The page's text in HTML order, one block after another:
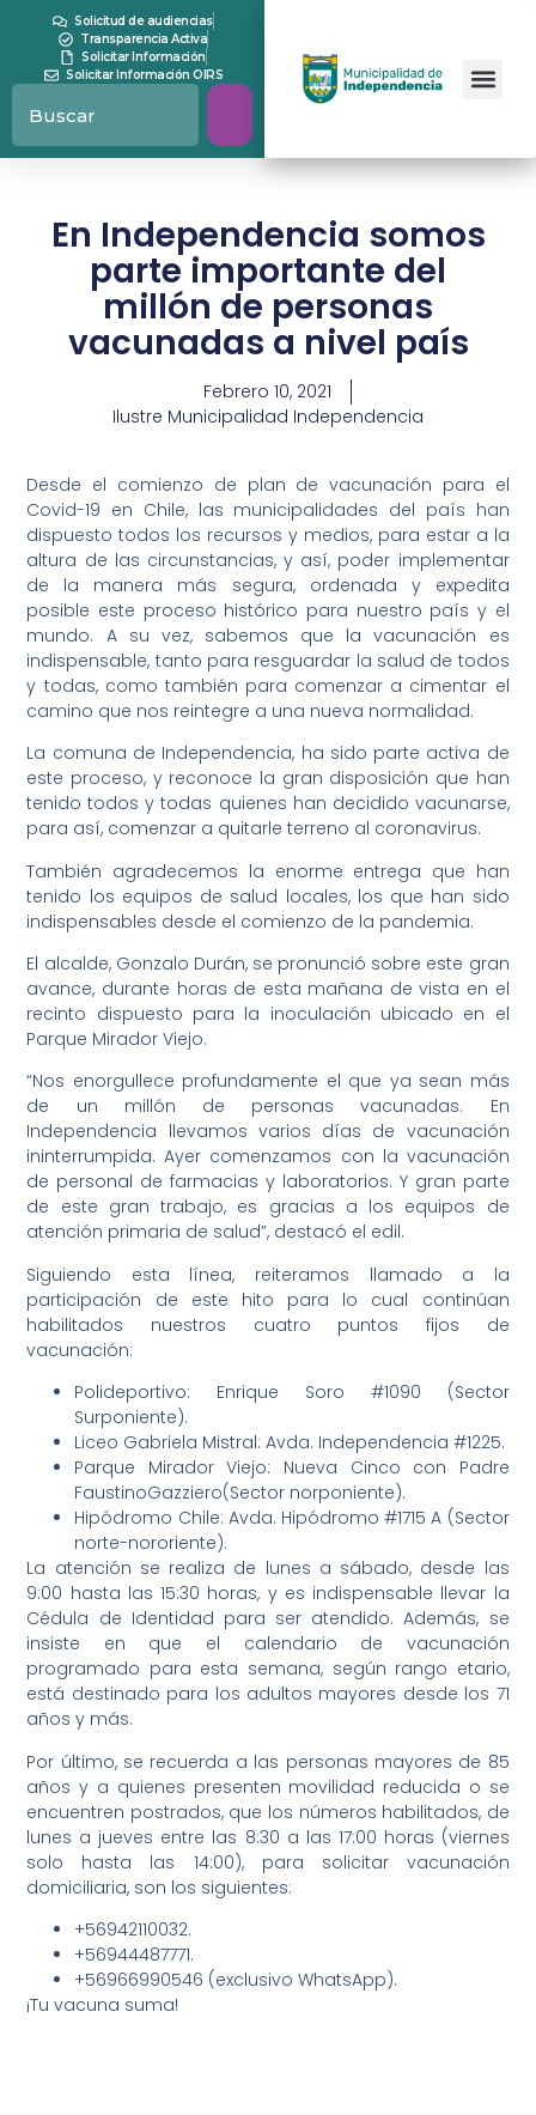
Solicitud de audiencias
Transparencia Activa
Solicitar Información
Solicitar Información OIRS
En Independencia somos
parte importante del
millón de personas
vacunadas a nivel país
Febrero 10, 2021
Ilustre Municipalidad Independencia
Desde el comienzo de plan de vacunación para el
Covid-19 en Chile, las municipalidades del país han
dispuesto todos los recursos y medios, para estar a la
altura de las circunstancias, y así, poder implementar
de la manera más segura, ordenada y expedita
posible este proceso histórico para nuestro país y el
mundo. A su vez, sabemos que la vacunación es
indispensable, tanto para resguardar la salud de todos
y todas, como también para comenzar a cimentar el
camino que nos reintegre a una nueva normalidad.
La comuna de Independencia, ha sido parte activa de
este proceso, y reconoce la gran disposición que han
tenido todos y todas quienes han decidido vacunarse,
para así, comenzar a quitarle terreno al coronavirus.
También agradecemos la enorme entrega que han
tenido los equipos de salud locales, los que han sido
indispensables desde el comienzo de la pandemia.
El alcalde, Gonzalo Durán, se pronunció sobre este gran
avance, durante horas de esta mañana de vista en el
recinto dispuesto para la inoculación ubicado en el
Parque Mirador Viejo.
“Nos enorgullece profundamente el que ya sean más
de un millón de personas vacunadas. En
Independencia llevamos varios días de vacunación
ininterrumpida. Ayer comenzamos con la vacunación
de personal de farmacias y laboratorios. Y gran parte
de este gran trabajo, es gracias a los equipos de
atención primaria de salud”, destacó el edil.
Siguiendo esta línea, reiteramos llamado a la
participación de este hito para lo cual continúan
habilitados nuestros cuatro puntos fijos de
vacunación:
Polideportivo: Enrique Soro #1090 (Sector
Surponiente).
Liceo Gabriela Mistral: Avda. Independencia #1225.
Parque Mirador Viejo: Nueva Cinco con Padre
FaustinoGazziero(Sector norponiente).
Hipódromo Chile: Avda. Hipódromo #1715 A (Sector
norte-nororiente).
La atención se realiza de lunes a sábado, desde las
9:00 hasta las 15:30 horas, y es indispensable llevar la
Cédula de Identidad para ser atendido. Además, se
insiste en que el calendario de vacunación
programado para esta semana, según rango etario,
está destinado para los adultos mayores desde los 71
años y más.
Por último, se recuerda a las personas mayores de 85
años y a quienes presenten movilidad reducida o se
encuentren postrados, que los números habilitados, de
lunes a jueves entre las 8:30 a las 17:00 horas (viernes
solo hasta las 14:00), para solicitar vacunación
domiciliaria, son los siguientes:
+56942110032.
+56944487771.
+56966990546 (exclusivo WhatsApp).
¡Tu vacuna suma!